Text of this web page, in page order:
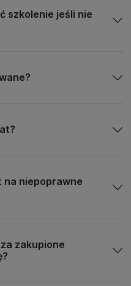
szkolenie jeśli nie
niepoprawne
zakupione